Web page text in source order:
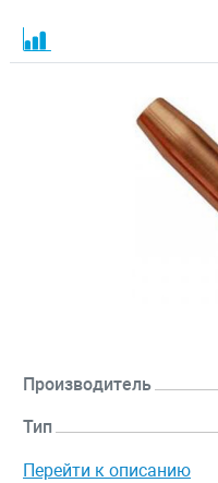
Производитель
Тип
Перейти к описанию